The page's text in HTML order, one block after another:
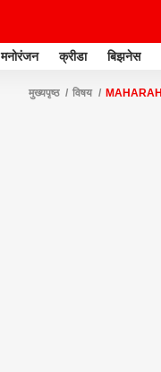
मनोरंजन क्रीडा बिझनेस
मुख्यपृष्ठ विषय